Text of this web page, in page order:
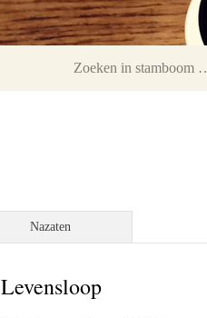
Nazaten
Levensloop